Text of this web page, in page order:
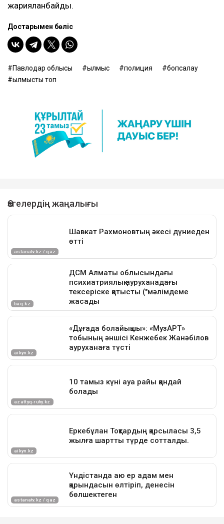
жарияланбайды.
Достарыңмен бөліс
Павлодар облысы қылмыс полиция
бопсалау
қылмыстық топ